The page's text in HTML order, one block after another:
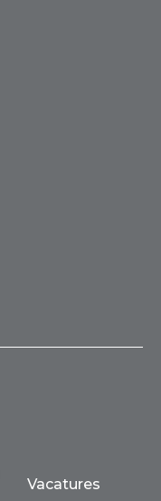
Vacatures